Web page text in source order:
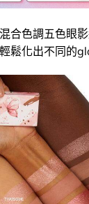
合色調五色眼
鬆化出不同的